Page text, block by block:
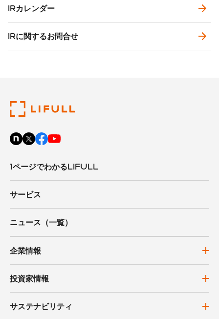
IRカレンダー
IRに関するお問合せ
1ページでわかるLIFULL
サービス
ニュース（一覧）
企業情報
投資家情報
サステナビリティ